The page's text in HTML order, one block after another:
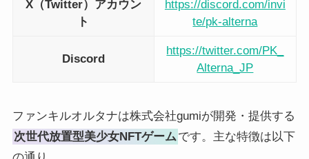
X（Twitter）アカウン
ト
https://discord.com/invi
te/pk-alterna
Discord
https://twitter.com/PK_
Alterna_JP
ファンキルオルタナは株式会社gumiが開発・提供する
次世代放置型美少女NFTゲームです。主な特徴は以下